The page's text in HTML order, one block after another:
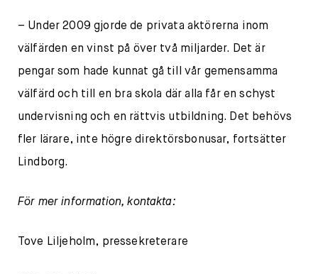
– Under 2009 gjorde de privata aktörerna inom
välfärden en vinst på över två miljarder. Det är
pengar som hade kunnat gå till vår gemensamma
välfärd och till en bra skola där alla får en schyst
undervisning och en rättvis utbildning. Det behövs
fler lärare, inte högre direktörsbonusar, fortsätter
Lindborg.
För mer information, kontakta:
Tove Liljeholm, pressekreterare